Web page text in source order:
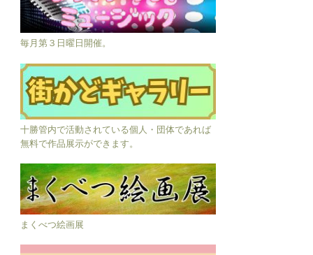
毎月第３日曜日開催。
十勝管内で活動されている個人・団体であれば
無料で作品展示ができます。
まくべつ絵画展